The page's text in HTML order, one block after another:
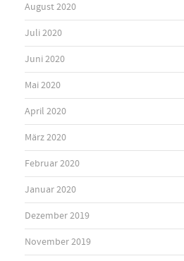
August 2020
Juli 2020
Juni 2020
Mai 2020
April 2020
März 2020
Februar 2020
Januar 2020
Dezember 2019
November 2019